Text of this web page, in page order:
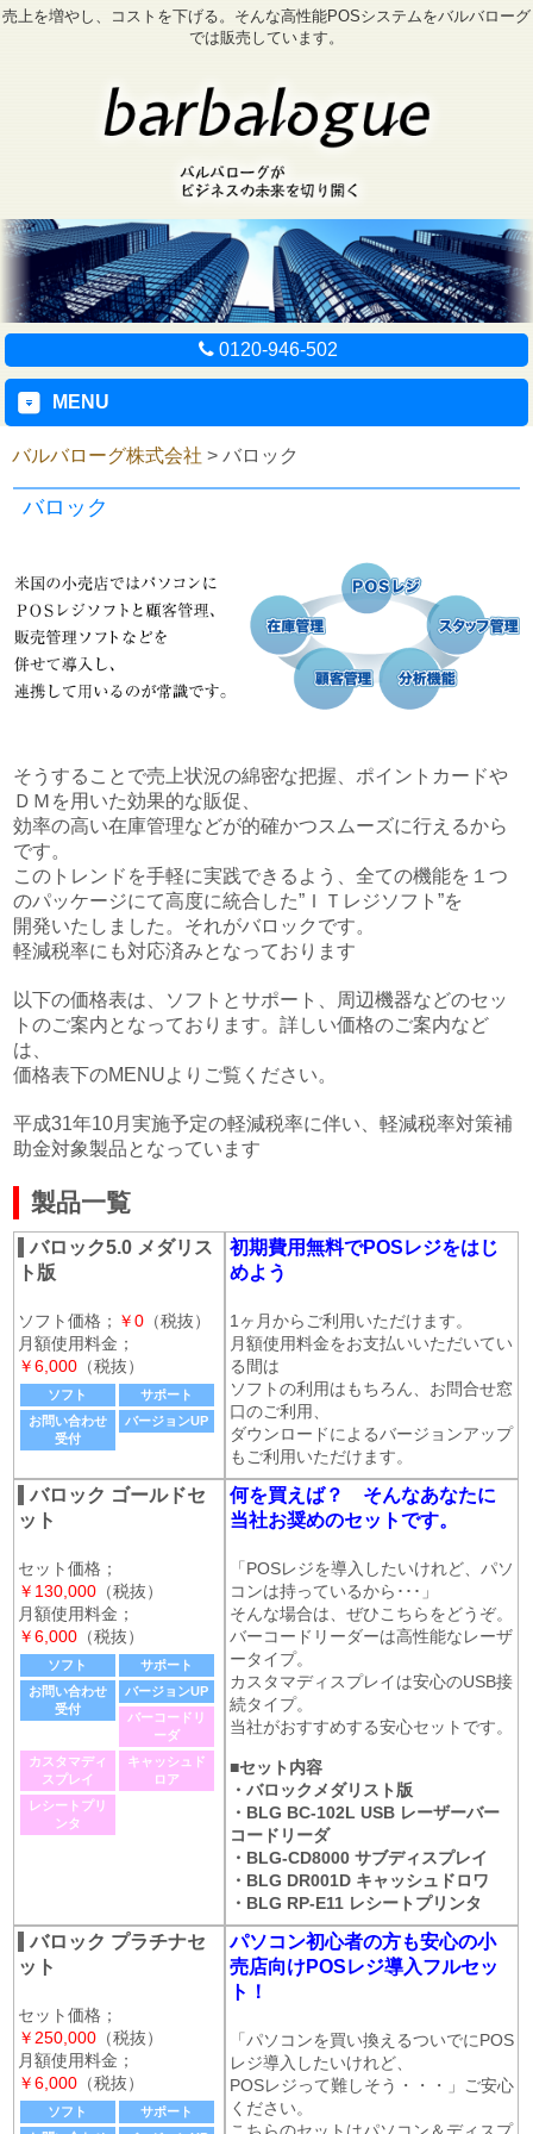
売上を増やし、コストを下げる。そんな高性能POSシステムをバルバローグ
では販売しています。
0120-946-502
MENU
バルバローグ株式会社 > バロック
バロック
そうすることで売上状況の綿密な把握、ポイントカードや
ＤＭを用いた効果的な販促、
効率の高い在庫管理などが的確かつスムーズに行えるから
です。
このトレンドを手軽に実践できるよう、全ての機能を１つ
のパッケージにて高度に統合した”ＩＴレジソフト”を
開発いたしました。それがバロックです。
軽減税率にも対応済みとなっております
以下の価格表は、ソフトとサポート、周辺機器などのセッ
トのご案内となっております。詳しい価格のご案内など
は、
価格表下のMENUよりご覧ください。
平成31年10月実施予定の軽減税率に伴い、軽減税率対策補
助金対象製品となっています
製品一覧
バロック5.0 メダリス
ト版
ソフト価格； ￥0 （税抜）
月額使用料金；
￥6,000 （税抜）
ソフト
サポート
お問い合わせ
受付
バージョンUP
初期費用無料でPOSレジをはじ
めよう
1ヶ月からご利用いただけます。
月額使用料金をお支払いいただいてい
る間は
ソフトの利用はもちろん、お問合せ窓
口のご利用、
ダウンロードによるバージョンアップ
もご利用いただけます。
バロック ゴールドセ
ット
セット価格；
￥130,000 （税抜）
月額使用料金；
￥6,000 （税抜）
ソフト
サポート
お問い合わせ
受付
バージョンUP
バーコードリ
ーダ
カスタマディ
スプレイ
キャッシュド
ロア
レシートプリ
ンタ
何を買えば？ そんなあなたに
当社お奨めのセットです。
「POSレジを導入したいけれど、パソ
コンは持っているから･･･」
そんな場合は、ぜひこちらをどうぞ。
バーコードリーダーは高性能なレーザ
ータイプ。
カスタマディスプレイは安心のUSB接
続タイプ。
当社がおすすめする安心セットです。
■セット内容
・バロックメダリスト版
・BLG BC-102L USB レーザーバー
コードリーダ
・BLG-CD8000 サブディスプレイ
・BLG DR001D キャッシュドロワ
・BLG RP-E11 レシートプリンタ
バロック プラチナセ
ット
セット価格；
￥250,000 （税抜）
月額使用料金；
￥6,000 （税抜）
ソフト
サポート
パソコン初心者の方も安心の小
売店向けPOSレジ導入フルセッ
ト！
「パソコンを買い換えるついでにPOS
レジ導入したいけれど、
POSレジって難しそう・・・」ご安心
ください。